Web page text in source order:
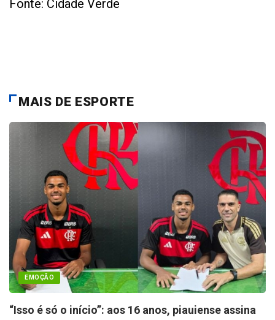
Fonte: Cidade Verde
MAIS DE ESPORTE
EMOÇÃO
“Isso é só o início”: aos 16 anos, piauiense assina